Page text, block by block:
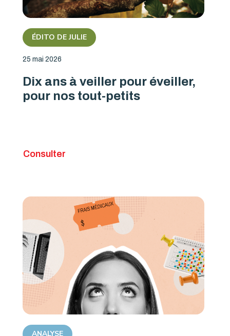
ÉDITO DE JULIE
25 mai 2026
Dix ans à veiller pour éveiller,
pour nos tout-petits
Consulter
ANALYSE